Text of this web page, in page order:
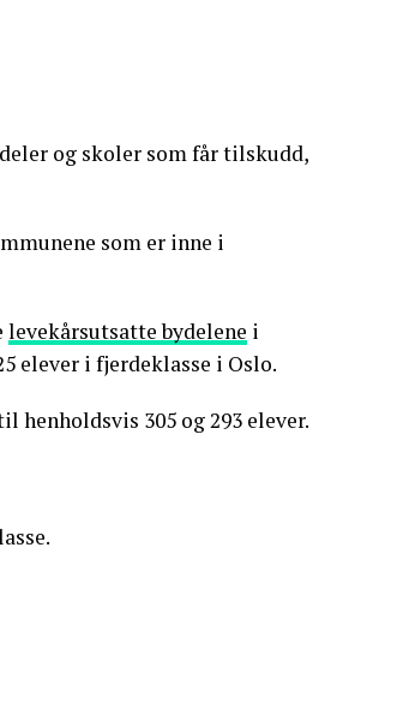
og skoler som får tilskudd,
som er inne i
levekårsutsatte bydelene i
elever i fjerdeklasse i Oslo.
henholdsvis 305 og 293 elever.